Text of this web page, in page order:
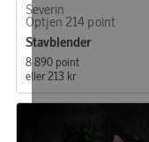
Severin
Optjen 214 point
Stavblender
8 890 point
eller 213 kr